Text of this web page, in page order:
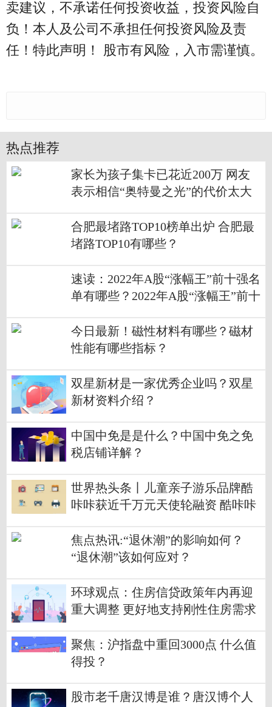
卖建议，不承诺任何投资收益，投资风险自
负！本人及公司不承担任何投资风险及责
任！特此声明！ 股市有风险，入市需谨慎。
热点推荐
家长为孩子集卡已花近200万 网友
表示相信“奥特曼之光”的代价太大
合肥最堵路TOP10榜单出炉 合肥最
堵路TOP10有哪些？
速读：2022年A股“涨幅王”前十强名
单有哪些？2022年A股“涨幅王”前十
今日最新！磁性材料有哪些？磁材
性能有哪些指标？
双星新材是一家优秀企业吗？双星
新材资料介绍？
中国中免是是什么？中国中免之免
税店铺详解？
世界热头条丨儿童亲子游乐品牌酷
咔咔获近千万元天使轮融资 酷咔咔
焦点热讯:“退休潮”的影响如何？
“退休潮”该如何应对？
环球观点：住房信贷政策年内再迎
重大调整 更好地支持刚性住房需求
聚焦：沪指盘中重回3000点 什么值
得投？
股市老千唐汉博是谁？唐汉博个人